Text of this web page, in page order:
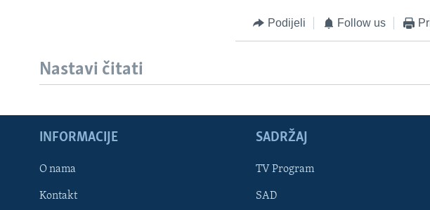
Learning English
Podijeli Follow us
Nastavi čitati
INFORMACIJE
O nama
Kontakt
SADRŽAJ
TV Program
SAD